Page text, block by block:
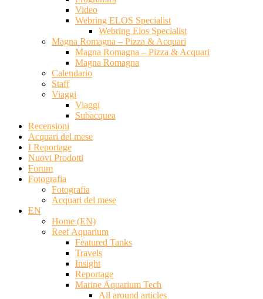
Video
Webring ELOS Specialist
Webring Elos Specialist
Magna Romagna – Pizza & Acquari
Magna Romagna – Pizza & Acquari
Magna Romagna
Calendario
Staff
Viaggi
Viaggi
Subacquea
Recensioni
Acquari del mese
I Reportage
Nuovi Prodotti
Forum
Fotografia
Fotografia
Acquari del mese
EN
Home (EN)
Reef Aquarium
Featured Tanks
Travels
Insight
Reportage
Marine Aquarium Tech
All around articles